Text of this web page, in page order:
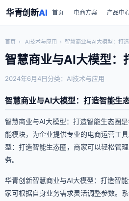
华青创新AI 首页 电商方案 产品中
首页 › AI技术与应用 › 智慧商业与AI大模型：打
智慧商业与AI大模型：
2024年6月4日分类：AI技术与应用
智慧商业与AI大模型：打造智能生
智慧商业与AI大模型：打造智能生态圈
能模块，为企业提供专业的电商运营工
型：打造智能生态圈，商家可以轻松管
务。
华青创新智慧商业与AI大模型：打造智
家可根据自身业务需求灵活调整参数。